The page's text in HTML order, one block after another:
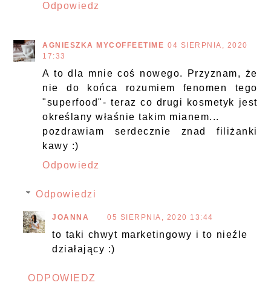
Odpowiedz
AGNIESZKA MYCOFFEETIME 04 SIERPNIA, 2020
17:33
A to dla mnie coś nowego. Przyznam, że
nie do końca rozumiem fenomen tego
"superfood"- teraz co drugi kosmetyk jest
określany właśnie takim mianem...
pozdrawiam serdecznie znad filiżanki
kawy :)
Odpowiedz
Odpowiedzi
JOANNA 05 SIERPNIA, 2020 13:44
to taki chwyt marketingowy i to nieźle
działający :)
ODPOWIEDZ